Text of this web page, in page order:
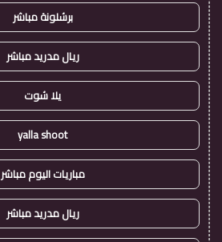
برشلونة مباشر
ريال مدريد مباشر
يلا شوت
yalla shoot
مباريات اليوم مباشر
ريال مدريد مباشر